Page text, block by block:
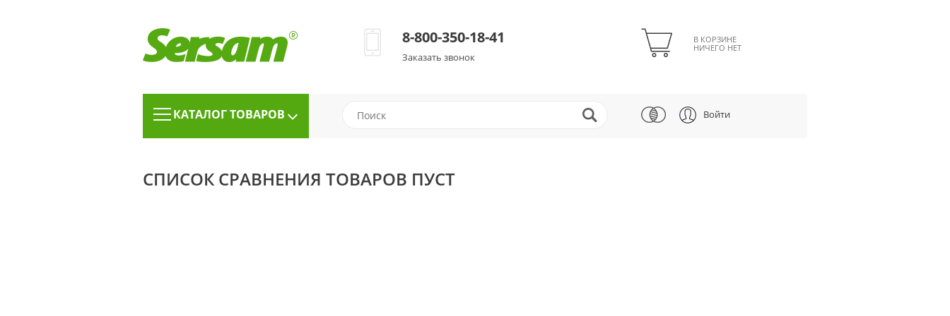
8-800-350-18-41
Заказать звонок
В КОРЗИНЕ
НИЧЕГО НЕТ
КАТАЛОГ ТОВАРОВ Войти
СПИСОК СРАВНЕНИЯ ТОВАРОВ ПУСТ